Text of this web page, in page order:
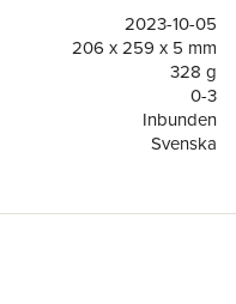
2023-10-05
206 x 259 x 5 mm
328 g
0-3
Inbunden
Svenska
Hylleruds Förlag